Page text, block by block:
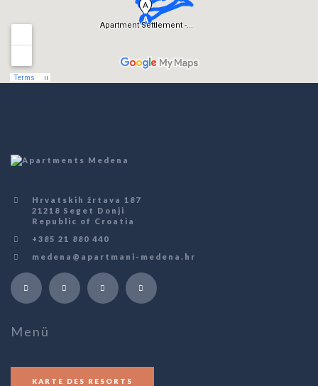
Hrvatskih žrtava 187
21218 Seget Donji
Republic of Croatia
+385 21 880 440
medena@apartmani-medena.hr
Menü
KARTE DES RESORTS